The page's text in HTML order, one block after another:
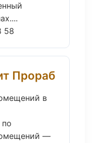
58
Прораб
в
—